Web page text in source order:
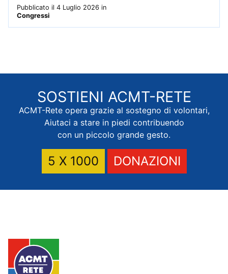
Pubblicato il 4 Luglio 2026 in
Congressi
SOSTIENI ACMT-RETE
ACMT-Rete opera grazie al sostegno di volontari,
Aiutaci a stare in piedi contribuendo
con un piccolo grande gesto.
5 X 1000 DONAZIONI